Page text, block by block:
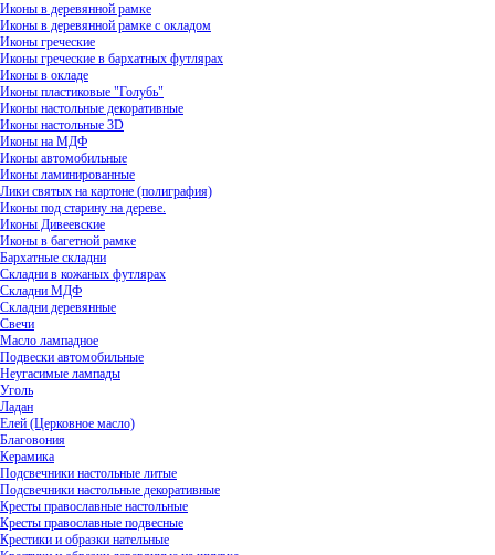
Иконы в деревянной рамке
Иконы в деревянной рамке с окладом
Иконы греческие
Иконы греческие в бархатных футлярах
Иконы в окладе
Иконы пластиковые "Голубь"
Иконы настольные декоративные
Иконы настольные 3D
Иконы на МДФ
Иконы автомобильные
Иконы ламинированные
Лики святых на картоне (полиграфия)
Иконы под старину на дереве.
Иконы Дивеевские
Иконы в багетной рамке
Бархатные складни
Складни в кожаных футлярах
Складни МДФ
Складни деревянные
Свечи
Масло лампадное
Подвески автомобильные
Неугасимые лампады
Уголь
Ладан
Елей (Церковное масло)
Благовония
Керамика
Подсвечники настольные литые
Подсвечники настольные декоративные
Кресты православные настольные
Кресты православные подвесные
Крестики и образки нательные